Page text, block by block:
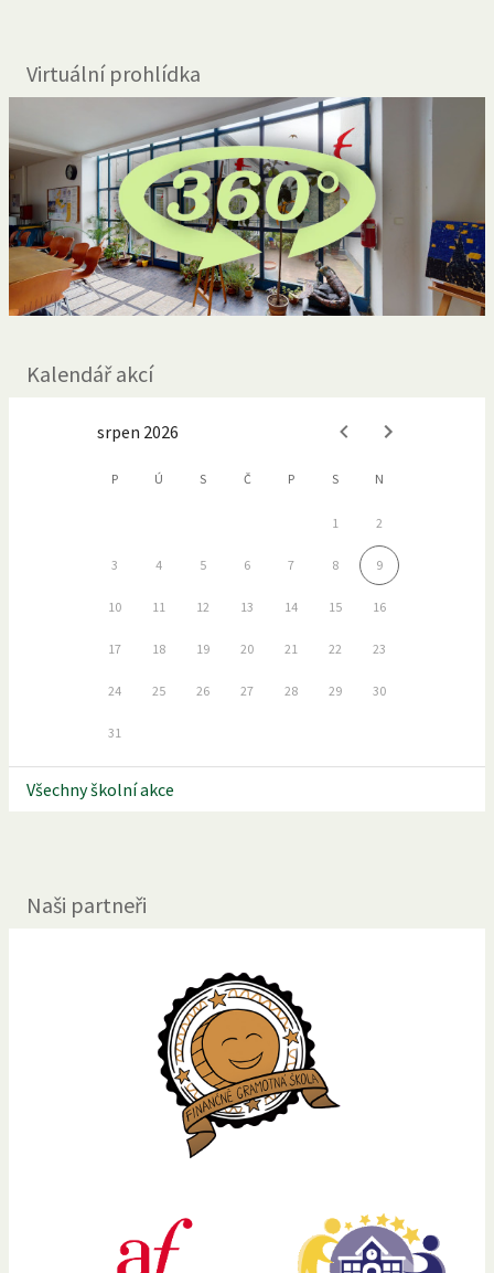
Virtuální prohlídka
Kalendář akcí
srpen 2026
P Ú S Č P S N
1 2
3 4 5 6 7 8 9
10 11 12 13 14 15 16
17 18 19 20 21 22 23
24 25 26 27 28 29 30
31
Všechny školní akce
Naši partneři